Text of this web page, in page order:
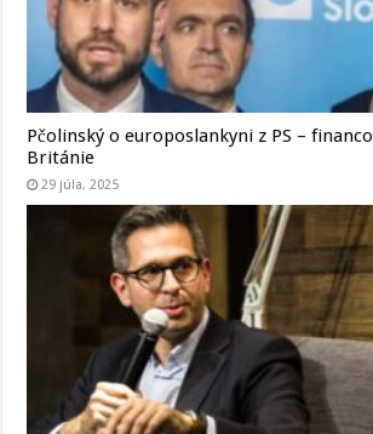
Pčolinský o europoslankyni z PS –
Británie
29 júla, 2025